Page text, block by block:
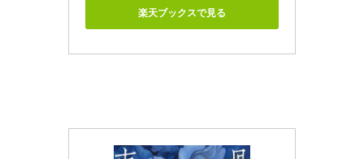
楽天ブックスで見る